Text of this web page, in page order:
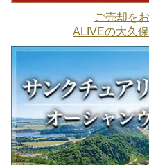
ご売却を
ALIVEの大久